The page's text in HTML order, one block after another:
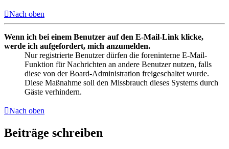
Nach oben
Wenn ich bei einem Benutzer auf den E-Mail-Link klicke,
werde ich aufgefordert, mich anzumelden.
Nur registrierte Benutzer dürfen die foreninterne E-Mail-
Funktion für Nachrichten an andere Benutzer nutzen, falls
diese von der Board-Administration freigeschaltet wurde.
Diese Maßnahme soll den Missbrauch dieses Systems durch
Gäste verhindern.
Nach oben
Beiträge schreiben